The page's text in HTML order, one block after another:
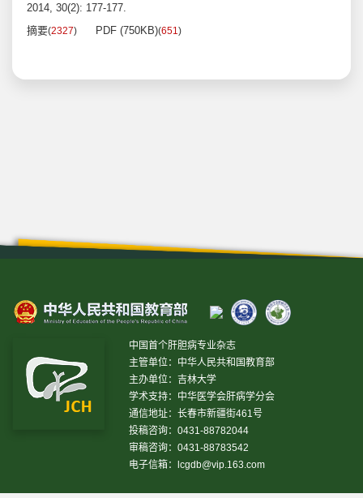
2014, 30(2): 177-177.
摘要(2327) PDF (750KB)(651)
中国首个肝胆病专业杂志
主管单位：中华人民共和国教育部
主办单位：吉林大学
学术支持：中华医学会肝病学分会
通信地址：长春市新疆街461号
投稿咨询：0431-88782044
审稿咨询：0431-88783542
电子信箱：
lcgdb@vip.163.com